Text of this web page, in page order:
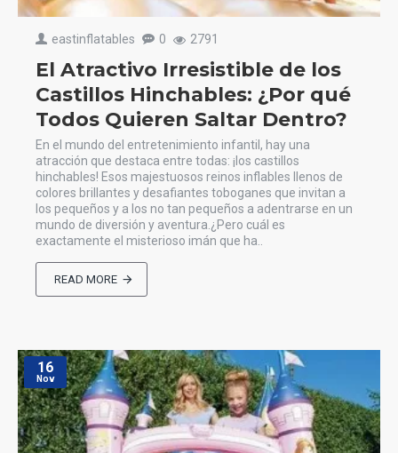
eastinflatables 0 2791
El Atractivo Irresistible de los
Castillos Hinchables: ¿Por qué
Todos Quieren Saltar Dentro?
En el mundo del entretenimiento infantil, hay una
atracción que destaca entre todas: ¡los castillos
hinchables! Esos majestuosos reinos inflables llenos de
colores brillantes y desafiantes toboganes que invitan a
los pequeños y a los no tan pequeños a adentrarse en un
mundo de diversión y aventura.¿Pero cuál es
exactamente el misterioso imán que ha..
READ MORE
16
Nov